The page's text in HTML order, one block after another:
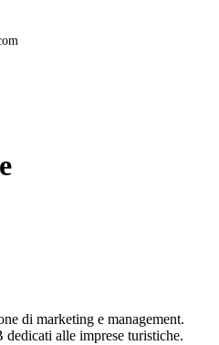
di marketing e management.
alle imprese turistiche.